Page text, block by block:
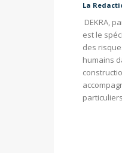
La
DEKRA,
est le
des
humains